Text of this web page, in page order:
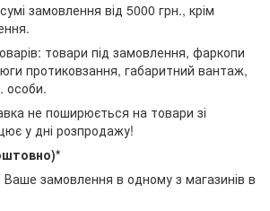
замовлення від 5000 грн., крім
товари під замовлення, фаркопи
протиковзання, габаритний вантаж,
особи.
не поширюється на товари зі
у дні розпродажу!
замовлення в одному з магазинів в